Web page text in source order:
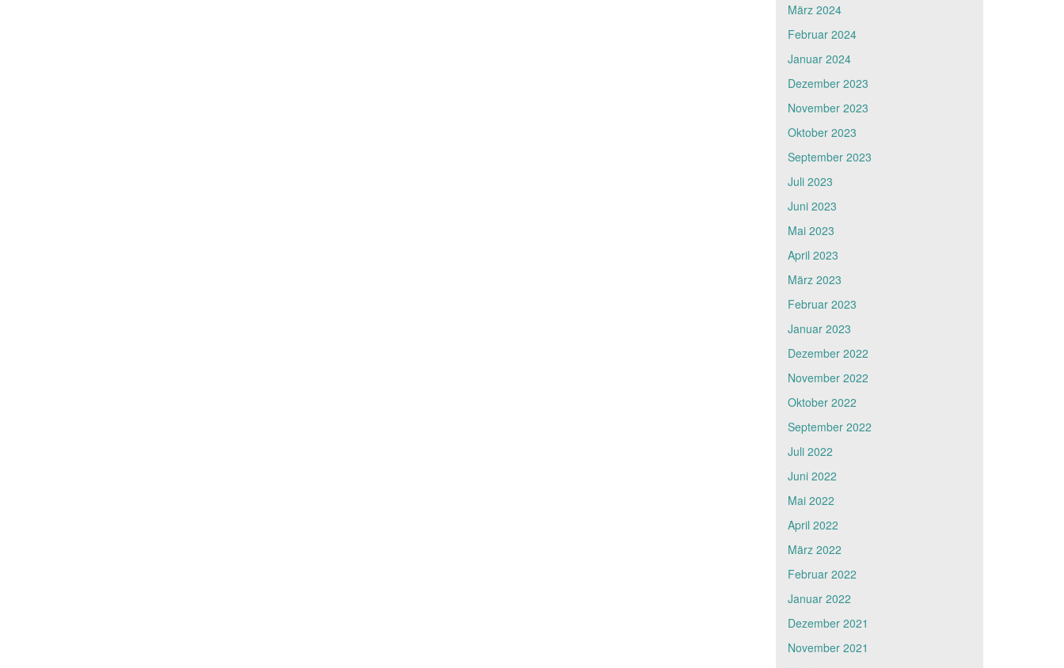
März 2024
Februar 2024
Januar 2024
Dezember 2023
November 2023
Oktober 2023
September 2023
Juli 2023
Juni 2023
Mai 2023
April 2023
März 2023
Februar 2023
Januar 2023
Dezember 2022
November 2022
Oktober 2022
September 2022
Juli 2022
Juni 2022
Mai 2022
April 2022
März 2022
Februar 2022
Januar 2022
Dezember 2021
November 2021